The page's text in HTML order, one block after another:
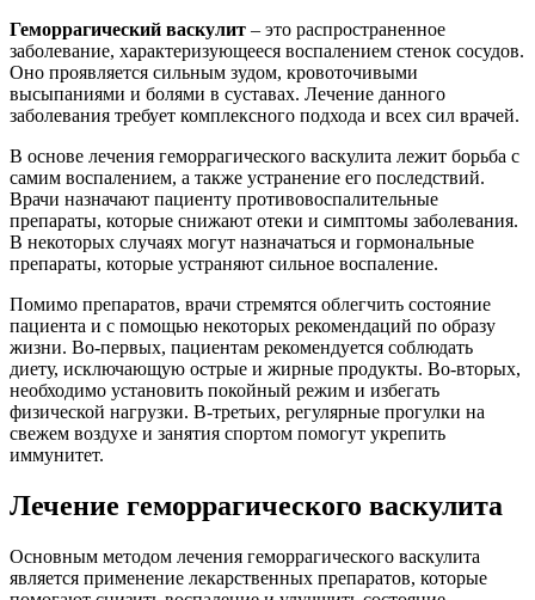
Геморрагический васкулит – это распространенное
заболевание, характеризующееся воспалением стенок сосудов.
Оно проявляется сильным зудом, кровоточивыми
высыпаниями и болями в суставах. Лечение данного
заболевания требует комплексного подхода и всех сил врачей.
В основе лечения геморрагического васкулита лежит борьба с
самим воспалением, а также устранение его последствий.
Врачи назначают пациенту противовоспалительные
препараты, которые снижают отеки и симптомы заболевания.
В некоторых случаях могут назначаться и гормональные
препараты, которые устраняют сильное воспаление.
Помимо препаратов, врачи стремятся облегчить состояние
пациента и с помощью некоторых рекомендаций по образу
жизни. Во-первых, пациентам рекомендуется соблюдать
диету, исключающую острые и жирные продукты. Во-вторых,
необходимо установить покойный режим и избегать
физической нагрузки. В-третьих, регулярные прогулки на
свежем воздухе и занятия спортом помогут укрепить
иммунитет.
Лечение геморрагического васкулита
Основным методом лечения геморрагического васкулита
является применение лекарственных препаратов, которые